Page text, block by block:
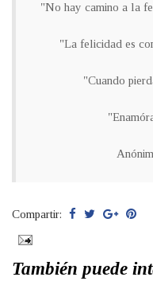
"No hay camino a la
"La felicidad es
"Cuando
Compartir:
También puede